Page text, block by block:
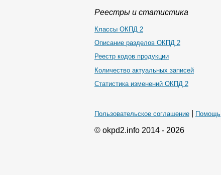
Реестры и статистика
Классы ОКПД 2
Описание разделов ОКПД 2
Реестр кодов продукции
Количество актуальных записей
Статистика изменений ОКПД 2
Пользовательское соглашение Помощь
© okpd2.info 2014 - 2026